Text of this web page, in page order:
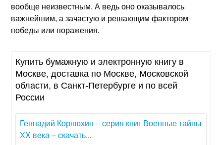
вообще неизвестным. А ведь оно оказывалось
важнейшим, а зачастую и решающим фактором
победы или поражения.
Купить бумажную и электронную книгу в
Москве, доставка по Москве, Московской
области, в Санкт-Петербурге и по всей
России
Геннадий Корнюхин – серия книг Военные тайны
XX века – скачать...